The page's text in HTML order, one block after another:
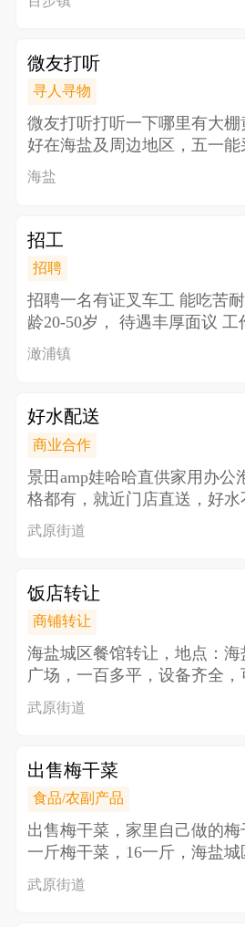
微友打听
寻人寻物
微友打听 打听一下哪里有大
好在海盐及周边地区，五一
135863
海盐
招工
招聘
招聘一名有证叉车工 能吃苦
龄20-50岁， 待遇丰厚面议 工作地址海盐县澉浦
镇
澉浦镇
好水配送
商业合作
景田amp娃哈哈直供 家用办公
格都有，就近门店直送，好水
健康更长久，品质好水，日常
武原街道
饭店转让
商铺转让
海盐城区餐馆转让，地点：海
广场，一百多平，设备齐全，
中晚三餐，客户稳定，因要带
武原街道
出售梅干菜
食品/农副产品
出售 梅干菜，家里自己做的
一斤梅干菜，16一斤，海盐
武原街道